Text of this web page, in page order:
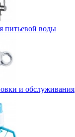
питьевой воды
и обслуживания